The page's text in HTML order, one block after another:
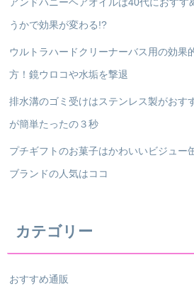
うかで効果が変わる!?
ウルトラハードクリーナーバス用の効果
方！鏡ウロコや水垢を撃退
排水溝のゴミ受けはステンレス製がおす
が簡単たったの３秒
プチギフトのお菓子はかわいいビジュー
ブランドの人気はココ
カテゴリー
おすすめ通販